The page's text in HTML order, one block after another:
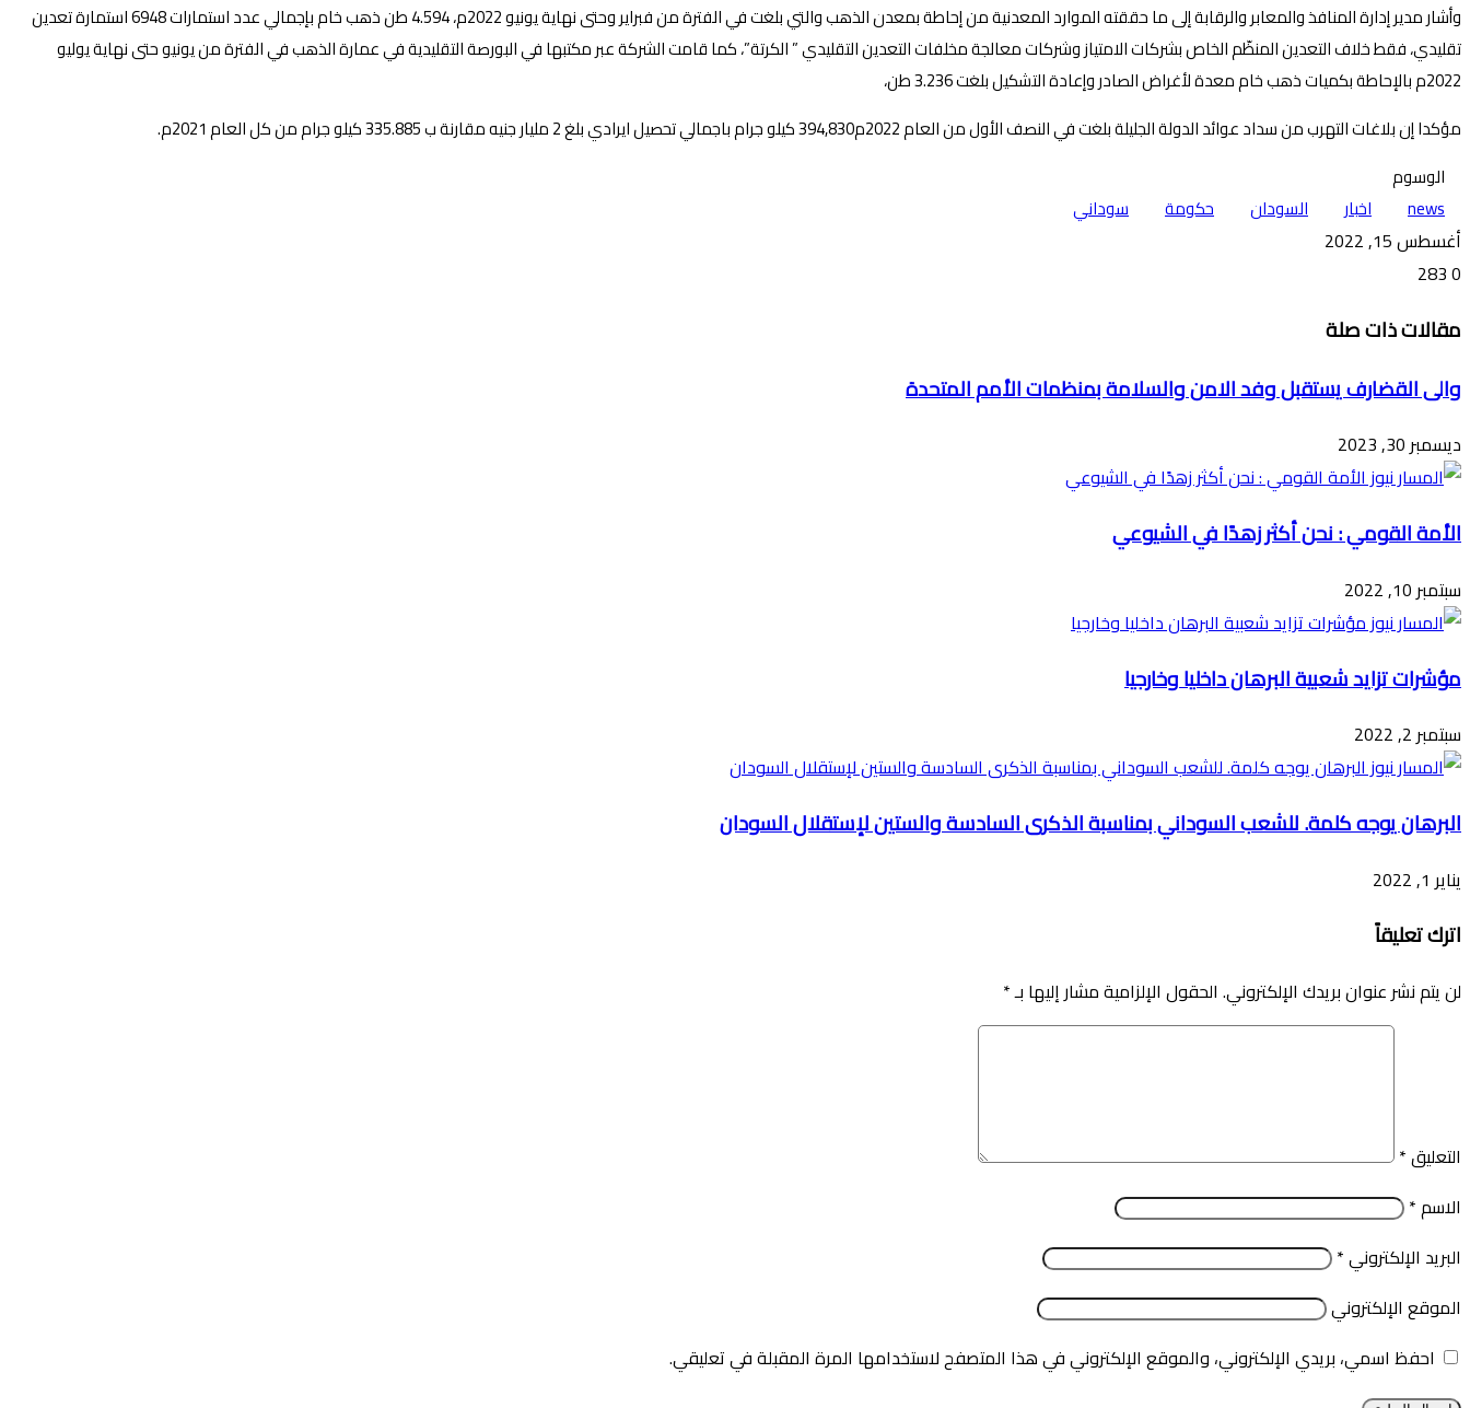
وأشار مدير إدارة المنافذ والمعابر والرقابة إلى ما حققته الموارد المعدنية من إحاطة بمعدن الذهب والتي بلغت في الفترة من فبراير وحتى نهاية يونيو 2022م، 4.594 طن ذهب خام بإجمالي عدد استمارات 6948 استمارة تعدين
تقليدي، فقط خلاف التعدين المنظّم الخاص بشركات الامتياز وشركات معالجة مخلفات التعدين التقليدي ” الكرتة”، كما قامت الشركة عبر مكتبها في البورصة التقليدية في عمارة الذهب في الفترة من يونيو حتى نهاية يوليو
2022م بالإحاطة بكميات ذهب خام معدة لأغراض الصادر وإعادة التشكيل بلغت 3.236 طن،
مؤكدا إن بلاغات التهرب من سداد عوائد الدولة الجليلة بلغت في النصف الأول من العام 2022م394,830 كيلو جرام باجمالي تحصيل ايرادي بلغ 2 مليار جنيه مقارنة ب 335.885 كيلو جرام من كل العام 2021م.
الوسوم
news
اخبار السودان حكومة سوداني
أغسطس 15, 2022
0
عبر
مقالات ذات صلة
والى القضارف يستقبل وفد الامن والسلامة بمنظمات الأمم المتحدة
ديسمبر 30, 2023
الأمة القومي : نحن أكثر زهدًا في الشيوعي
سبتمبر 10, 2022
مؤشرات تزايد شعبية البرهان داخليا وخارجيا
سبتمبر 2, 2022
البرهان يوجه كلمة. للشعب السوداني بمناسبة الذكرى السادسة والستين لإستقلال السودان
يناير 1, 2022
اترك تعليقاً
لن يتم نشر عنوان بريدك الإلكتروني. الحقول الإلزامية مشار إليها بـ*
التعليق*
الاسم*
البريد الإلكتروني*
الموقع الإلكتروني
احفظ اسمي، بريدي الإلكتروني، والموقع الإلكتروني في هذا المتصفح لاستخدامها المرة المقبلة في تعليقي.